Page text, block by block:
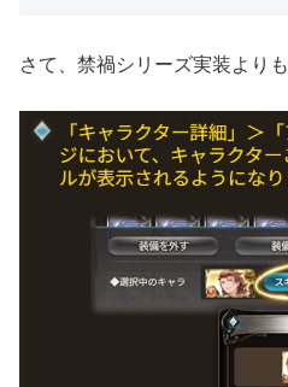
さて、禁禍シリーズ実装よりも